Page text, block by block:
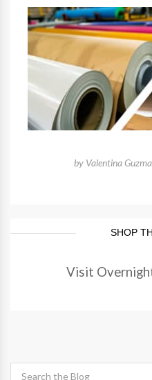
by Valentina
SHOP
Visit